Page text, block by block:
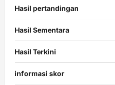
Hasil pertandingan
Hasil Sementara
Hasil Terkini
informasi skor